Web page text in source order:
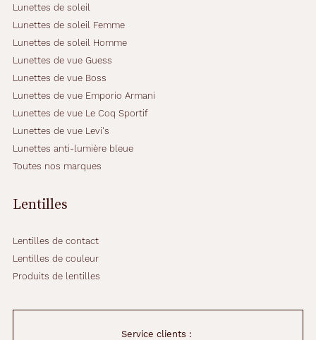
Lunettes de soleil
Lunettes de soleil Femme
Lunettes de soleil Homme
Lunettes de vue Guess
Lunettes de vue Boss
Lunettes de vue Emporio Armani
Lunettes de vue Le Coq Sportif
Lunettes de vue Levi's
Lunettes anti-lumière bleue
Toutes nos marques
Lentilles
Lentilles de contact
Lentilles de couleur
Produits de lentilles
Service clients :